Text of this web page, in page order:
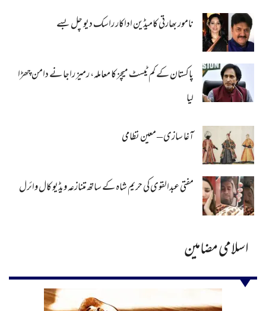
نامور بھارتی کامیڈین اداکار راسک دیو چل بسے
پاکستان کے کم ٹیسٹ میچز کا معاملہ، رمیز راجا نے دامن چھڑا
لیا
آغا سازی – معین نظامی
مفتی عبدالقوی کی حریم شاہ کے ساتھ متنازعہ ویڈیو کال وائرل
اسلامی مضامین